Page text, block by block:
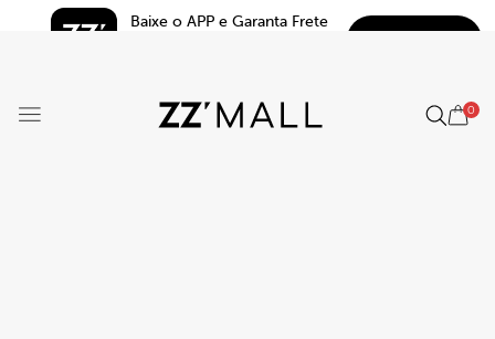
Baixe o APP e Garanta Frete
0